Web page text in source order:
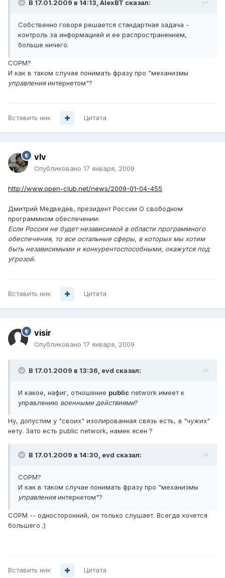
В 17.01.2009 в 14:13, AlexBT сказал:
Собственно говоря решается стандартная задача -
контроль за информацией и ее распространением,
больше ничего.
СОРМ?
И как в таком случае понимать фразу про "механизмы
управленияинтернетом"?
Вставить ник Цитата
vIv
Опубликовано 17 января, 2009
http://www.open-club.net/news/2009-01-04-455
Дмитрий Медведев, президент России О свободном
программном обеспечении:
Если Россия не будет независимой в области программного
обеспечения, то все остальные сферы, в которых мы хотим
быть независимыми и конкурентоспособными, окажутся под
угрозой.
Вставить ник Цитата
visir
Опубликовано 17 января, 2009
В 17.01.2009 в 13:36, evd сказал:
И какое, нафиг, отношение public network имеет к
управлению военными действиями?
Ну, допустим у "своих" изолированная связь есть, а "чужих"
нету. Зато есть public network, намек ясен ?
В 17.01.2009 в 14:30, evd сказал:
СОРМ?
И как в таком случае понимать фразу про "механизмы
управленияинтернетом"?
СОРМ -- односторонний, он только слушает. Всегда хочется
большего ;)
Вставить ник Цитата